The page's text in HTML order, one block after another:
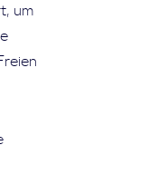
um